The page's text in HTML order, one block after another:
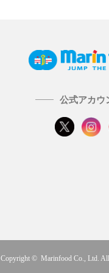
公式アカウ
Copyright © Marinfood Co., Ltd. All